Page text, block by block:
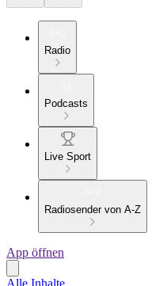
Radio
Podcasts
Live Sport
Radiosender von A-Z
App öffnen
Alle Inhalte